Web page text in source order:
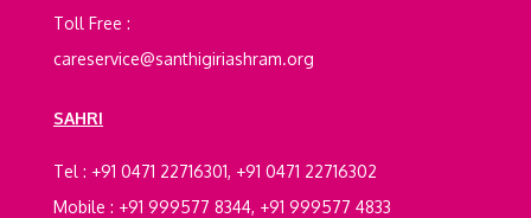
Toll Free :
careservice@santhigiriashram.org
SAHRI
Tel : +91 0471 22716301, +91 0471 22716302
Mobile : +91 999577 8344, +91 999577 4833